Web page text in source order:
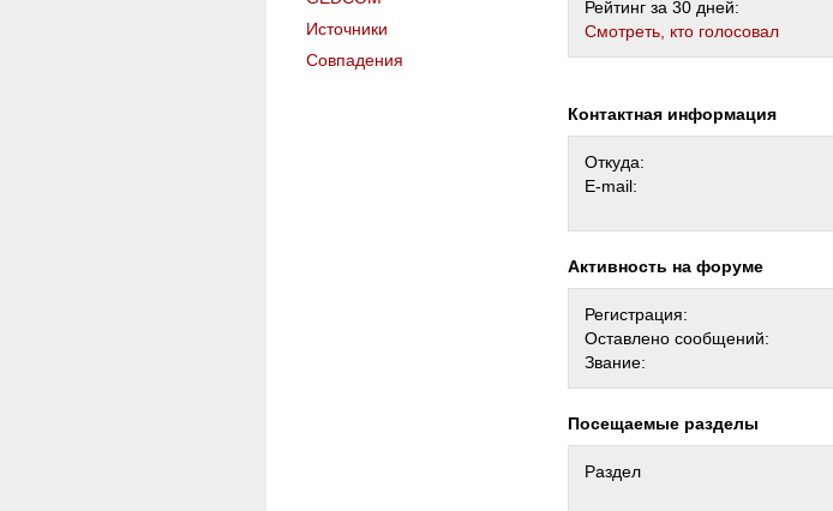
Источники
Совпадения
Рейтинг за 30 дней:
Cмотреть, кто голосовал
Контактная информация
Откуда:
E-mail:
Активность на форуме
Регистрация:
Оставлено сообщений:
Звание:
Посещаемые разделы
Раздел